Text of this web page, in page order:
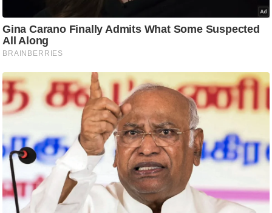
स
मं
त्रा
रि
ले
श
शि
प
रा
ज
नी